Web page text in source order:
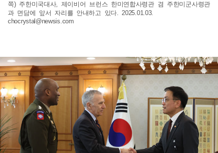
쪽) 주한미국대사, 제이비어 브런스 한미연합사령관 겸 주한미군사령관
과 면담에 앞서 자리를 안내하고 있다. 2025.01.03.
chocrystal@newsis.com